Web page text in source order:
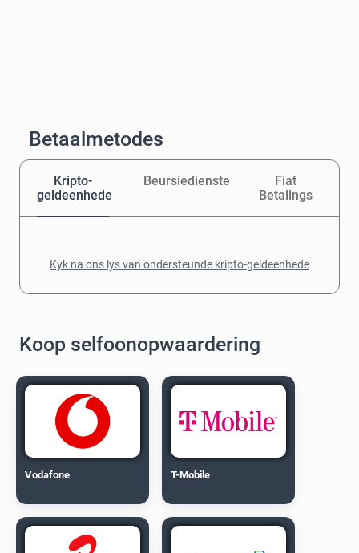
Betaalmetodes
Kripto-
geldeenhede
Beursiedienste
Fiat
Betalings
Kyk na ons lys van ondersteunde kripto-geldeenhede
Koop selfoonopwaardering
Vodafone T-Mobile